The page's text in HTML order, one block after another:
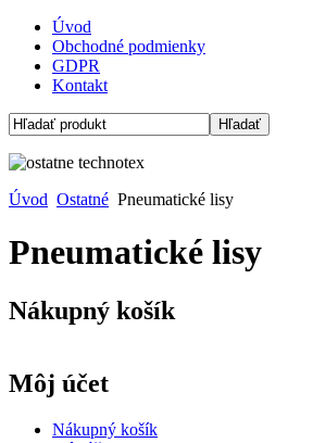
Úvod
Obchodné podmienky
GDPR
Kontakt
Úvod Ostatné Pneumatické lisy
Pneumatické lisy
Nákupný košík
Môj účet
Nákupný košík